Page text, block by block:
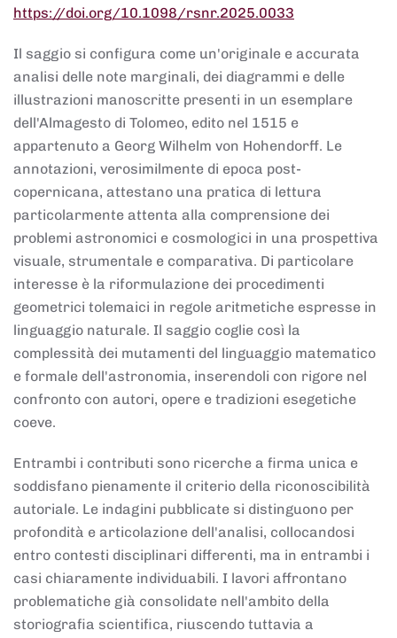
https://doi.org/10.1098/rsnr.2025.0033
Il saggio si configura come un'originale e accurata
analisi delle note marginali, dei diagrammi e delle
illustrazioni manoscritte presenti in un esemplare
dell'Almagesto di Tolomeo, edito nel 1515 e
appartenuto a Georg Wilhelm von Hohendorff. Le
annotazioni, verosimilmente di epoca post-
copernicana, attestano una pratica di lettura
particolarmente attenta alla comprensione dei
problemi astronomici e cosmologici in una prospettiva
visuale, strumentale e comparativa. Di particolare
interesse è la riformulazione dei procedimenti
geometrici tolemaici in regole aritmetiche espresse in
linguaggio naturale. Il saggio coglie così la
complessità dei mutamenti del linguaggio matematico
e formale dell'astronomia, inserendoli con rigore nel
confronto con autori, opere e tradizioni esegetiche
coeve.
Entrambi i contributi sono ricerche a firma unica e
soddisfano pienamente il criterio della riconoscibilità
autoriale. Le indagini pubblicate si distinguono per
profondità e articolazione dell'analisi, collocandosi
entro contesti disciplinari differenti, ma in entrambi i
casi chiaramente individuabili. I lavori affrontano
problematiche già consolidate nell'ambito della
storiografia scientifica, riuscendo tuttavia a